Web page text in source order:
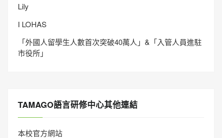
Lily
I LOHAS
「外國人留學生人數首次突破40萬人」&「入管人員進駐
市役所」
TAMAGO語言研修中心其他連結
本校官方網站